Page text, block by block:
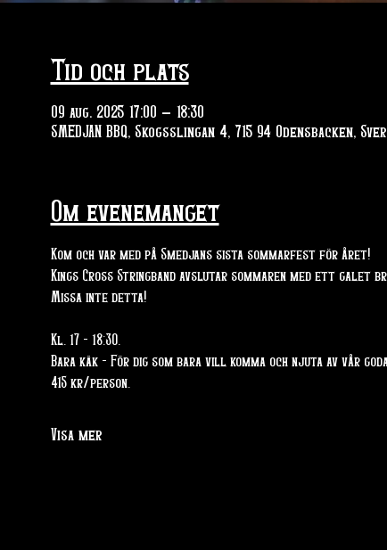
Tid och plats
09 aug. 2025 17:00 – 18:30
SMEDJAN BBQ, Skogsslingan 4, 715 94 Odensbacken,
Om evenemanget
Kom och var med på Smedjans sista sommarfest för året!
Kings Cross Stringband avslutar sommaren med ett galet
Missa inte detta!
Kl. 17 - 18:30.
Bara käk - För dig som bara vill komma och njuta av vår
415 kr/person.
Visa mer